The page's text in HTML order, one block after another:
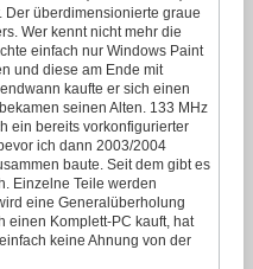
Der überdimensionierte graue
Wer kennt nicht mehr die
einfach nur Windows Paint
und diese am Ende mit
kaufte er sich einen
seinen Alten. 133 MHz
ein bereits vorkonfigurierter
ich dann 2003/2004
baute. Seit dem gibt es
Einzelne Teile werden
eine Generalüberholung
einen Komplett-PC kauft, hat
keine Ahnung von der